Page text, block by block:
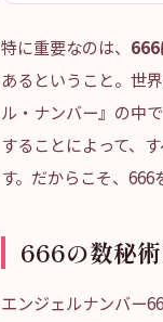
特に重要なのは、 666
あるということ。世
ル・ナンバー』の中
することによって、
す。だからこそ、
666の数秘
エンジェルナンバー